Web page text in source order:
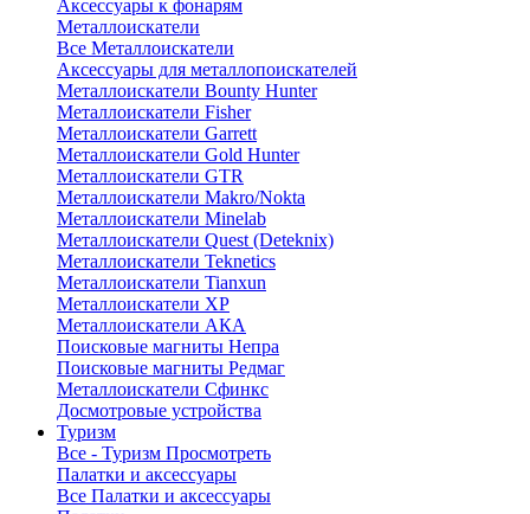
Аксессуары к фонарям
Металлоискатели
Все Металлоискатели
Аксессуары для металлопоискателей
Металлоискатели Bounty Hunter
Металлоискатели Fisher
Металлоискатели Garrett
Металлоискатели Gold Hunter
Металлоискатели GTR
Металлоискатели Makro/Nokta
Металлоискатели Minelab
Металлоискатели Quest (Deteknix)
Металлоискатели Teknetics
Металлоискатели Tianxun
Металлоискатели XP
Металлоискатели АКА
Поисковые магниты Непра
Поисковые магниты Редмаг
Металлоискатели Сфинкс
Досмотровые устройства
Туризм
Все - Туризм Просмотреть
Палатки и аксессуары
Все Палатки и аксессуары